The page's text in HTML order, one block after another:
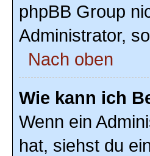
phpBB Group
Administrator,
Nach oben
Wie kann ich
Wenn ein
hat, siehst du